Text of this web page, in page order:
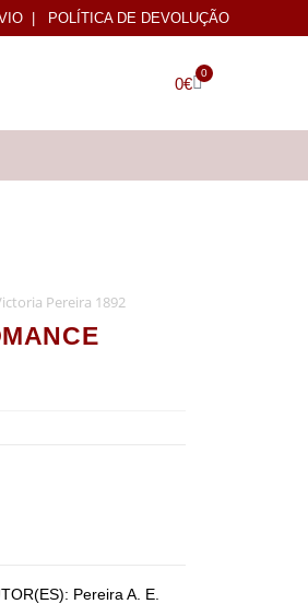
| POLÍTICA DE DEVOLUÇÃO
0€
0
Pereira 1892
Pereira A. E.